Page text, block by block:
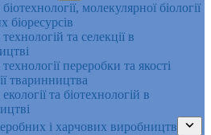
молекулярної біології
біоресурсів
та селекції в
переробки та якості
тваринництва
та біотехнологій в
і харчових виробництв